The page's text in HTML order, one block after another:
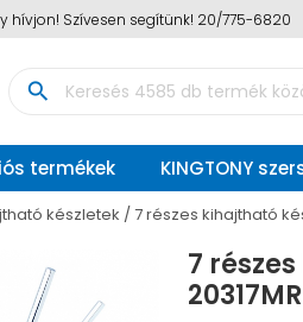
hívjon! Szívesen segítünk! 20/775-6820
termékek KINGTONY
search
készletek 7 részes kihajtható
7
20317MR